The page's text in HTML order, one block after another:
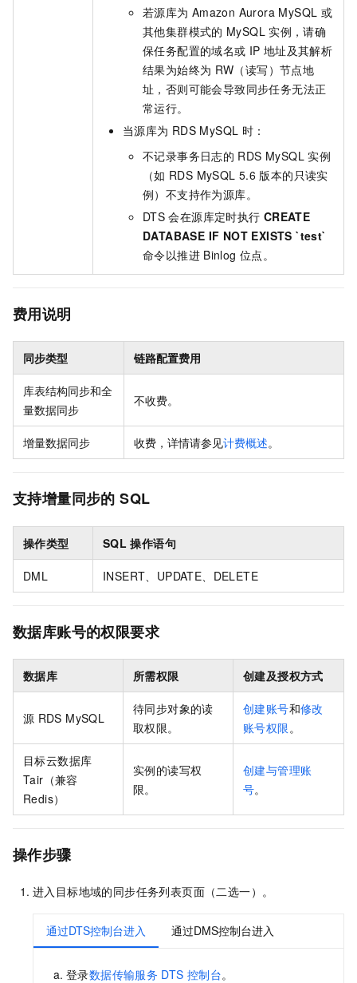
若源库为 Amazon Aurora MySQL 或
其他集群模式的 MySQL 实例，请确
保任务配置的域名或 IP 地址及其解析
结果为始终为 RW（读写）节点地
址，否则可能会导致同步任务无法正
常运行。
当源库为 RDS MySQL 时：
不记录事务日志的 RDS MySQL 实例
（如 RDS MySQL 5.6 版本的只读实
例）不支持作为源库。
DTS 会在源库定时执行 CREATE
DATABASE IF NOT EXISTS `test`
命令以推进 Binlog 位点。
费用说明
同步类型 链路配置费用
库表结构同步和全
量数据同步
不收费。
增量数据同步 收费，详情请参见计费概述。
支持增量同步的 SQL
操作类型 SQL 操作语句
DML INSERT、UPDATE、DELETE
数据库账号的权限要求
数据库 所需权限 创建及授权方式
源 RDS MySQL
待同步对象的读
取权限。
创建账号和修改
账号权限 。
目标云数据库
Tair（兼容
Redis）
实例的读写权
限。
创建与管理账
号。
操作步骤
进入目标地域的同步任务列表页面（二选一）。
通过DTS控制台进入 通过DMS控制台进入
登录数据传输服务 DTS 控制台。